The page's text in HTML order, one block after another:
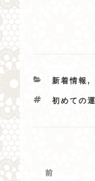
カ
ゴ
新着情報,
タ
初めての
投
過
前